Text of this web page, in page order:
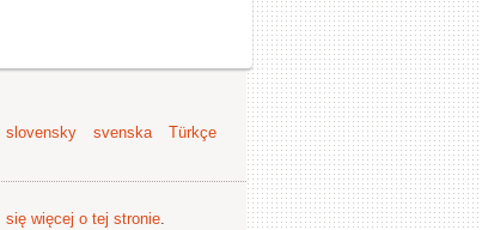
slovensky svenska
Türkçe
się więcej o tej stronie.